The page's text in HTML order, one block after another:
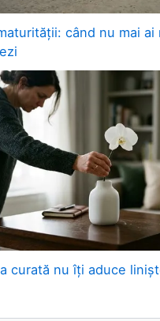
când nu mai ai
curată nu îți aduce